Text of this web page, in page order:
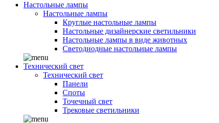
Настольные лампы
Настольные лампы
Круглые настольные лампы
Настольные дизайнерские светильники
Настольные лампы в виде животных
Светодиодные настольные лампы
Технический свет
Технический свет
Панели
Споты
Точечный свет
Трековые светильники